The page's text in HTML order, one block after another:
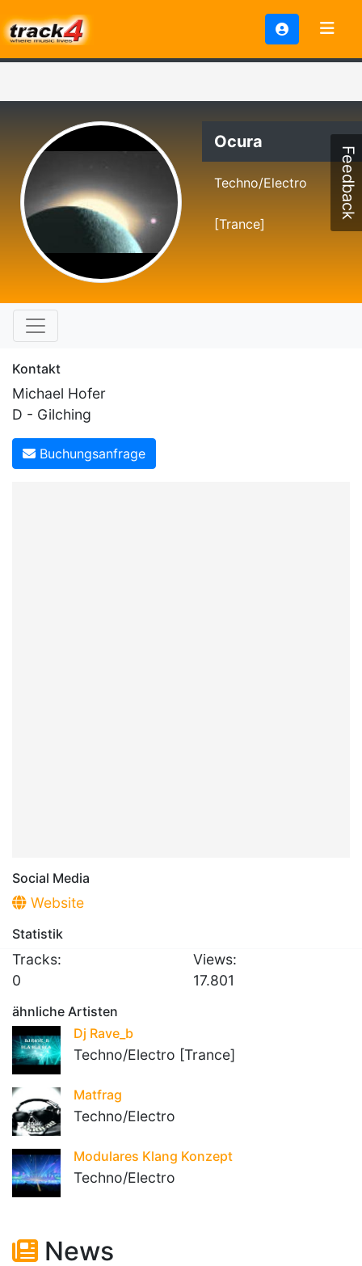
Ocura
Techno/Electro
[Trance]
Kontakt
Michael Hofer
D - Gilching
Buchungsanfrage
Social Media
Website
Statistik
Tracks:
0
Views:
17.801
ähnliche Artisten
Dj Rave_b
Techno/Electro [Trance]
Matfrag
Techno/Electro
Modulares Klang Konzept
Techno/Electro
News
Feedback